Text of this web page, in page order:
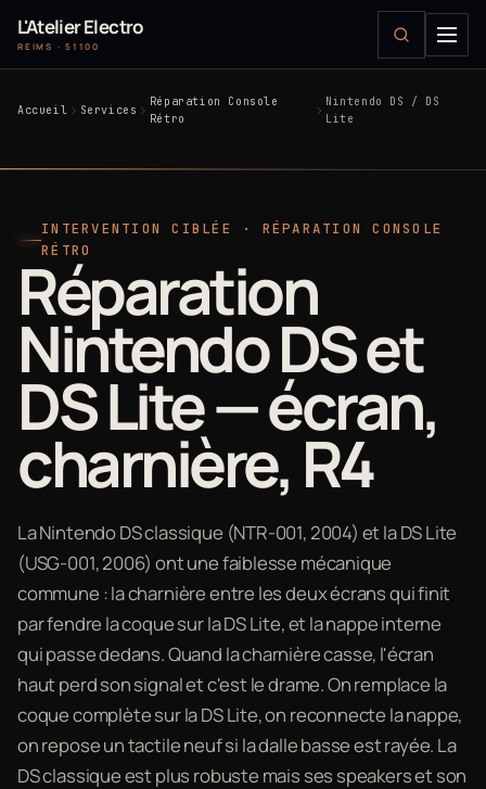
L'Atelier Electro
REIMS · 51100
Accueil Services
Réparation Console
Rétro
Nintendo DS / DS
Lite
INTERVENTION CIBLÉE · RÉPARATION CONSOLE
RÉTRO
Réparation
Nintendo DS et
DS Lite — écran,
charnière, R4
La Nintendo DS classique (NTR-001, 2004) et la DS Lite
(USG-001, 2006) ont une faiblesse mécanique
commune : la charnière entre les deux écrans qui finit
par fendre la coque sur la DS Lite, et la nappe interne
qui passe dedans. Quand la charnière casse, l'écran
haut perd son signal et c'est le drame. On remplace la
coque complète sur la DS Lite, on reconnecte la nappe,
on repose un tactile neuf si la dalle basse est rayée. La
DS classique est plus robuste mais ses speakers et son